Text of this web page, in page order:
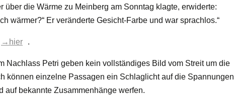
über die Wärme zu Meinberg am Sonntag klagte, erwiderte:
wärmer?“ Er veränderte Gesicht-Farbe und war sprachlos.“
→hier .
Nachlass Petri geben kein vollständiges Bild vom Streit um die
können einzelne Passagen ein Schlaglicht auf die Spannungen
auf bekannte Zusammenhänge werfen.